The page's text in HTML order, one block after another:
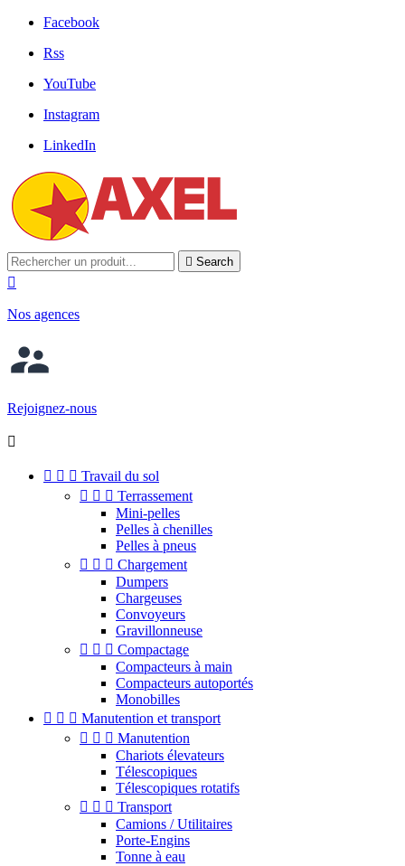
Facebook
Rss
YouTube
Instagram
LinkedIn
 Search

Nos agences
Rejoignez-nous

   Travail du sol
   Terrassement
Mini-pelles
Pelles à chenilles
Pelles à pneus
   Chargement
Dumpers
Chargeuses
Convoyeurs
Gravillonneuse
   Compactage
Compacteurs à main
Compacteurs autoportés
Monobilles
   Manutention et transport
   Manutention
Chariots élevateurs
Télescopiques
Télescopiques rotatifs
   Transport
Camions / Utilitaires
Porte-Engins
Tonne à eau